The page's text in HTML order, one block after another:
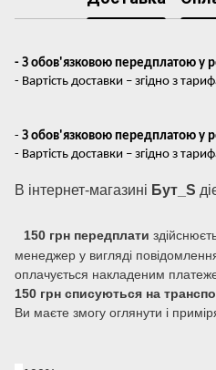
- З обов'язковою передплатою у
- Вартість доставки – згідно з
- З обов'язковою передплатою у
- Вартість доставки – згідно з
В інтернет-магазині Бут_S
150 грн передплати
менеджер у вигляді
оплачується накладеним
150 грн списуються на
Ви маєте змогу оглянути і